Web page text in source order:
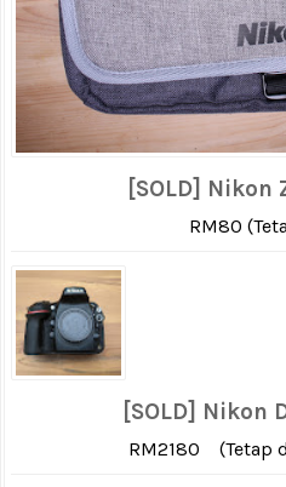
[SOLD] Nikon
RM80
[SOLD] Nikon
RM2180 (Tetap